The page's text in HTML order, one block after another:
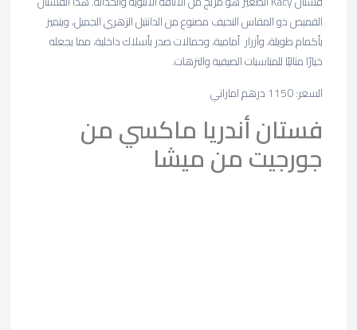
القميص ذو المقاس النحيف مصنوع من الدانتيل الزهري الجميل، ويتميز
بأكمام طويلة، وأزرار أمامية، وحمالات صدر بأسلاك داخلية، مما يجعله
خيارًا مثاليًا للمناسبات الصيفية والنزهات.
السعر: 1150 درهم اماراتي
فستان أندريا ماكسي من
جورجيت من ميشا